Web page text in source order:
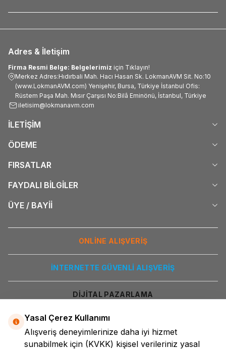
Adres & İletişim
Firma Resmi Belge: Belgelerimiz için Tıklayın!
Merkez Adres:Hıdırbali Mah. Hacı Hasan Sk. LokmanAVM Sit. No:10
(www.LokmanAVM.com) Yenişehir, Bursa, Türkiye İstanbul Ofis:
Rüstem Paşa Mah. Mısır Çarşısı No:Bilâ Eminönü, İstanbul, Türkiye
iletisim@lokmanavm.com
İLETİŞİM
ÖDEME
FIRSATLAR
FAYDALI BİLGİLER
ÜYE / BAYİİ
ONLİNE ALIŞVERİŞ
İNTERNETTE GÜVENLİ ALIŞVERİŞ
DİJİTAL PAZARLAMA
Yasal Çerez Kullanımı
Alışveriş deneyimlerinize daha iyi hizmet
sunabilmek için (KVKK) kişisel verileriniz yasal